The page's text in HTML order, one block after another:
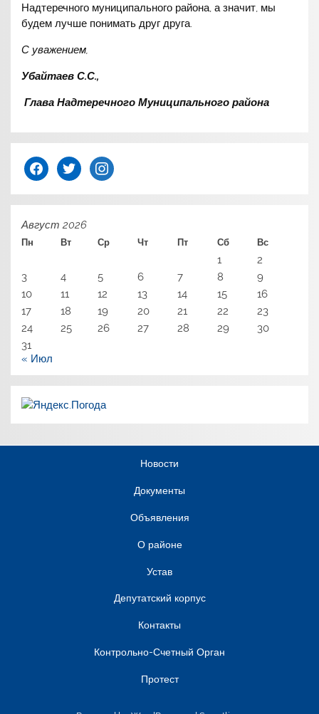
Надтеречного муниципального района, а значит, мы
будем лучше понимать друг друга.
С уважением,
Убайтаев С.С.,
Глава Надтеречного Муниципального района
facebooktwitter instagram
Август 2026
Пн Вт Ср Чт Пт Сб Вс
1
2
3
4 5 6 7 8
9
10
11 12 13 14 15
16
17
18 19 20 21 22
23
24
25 26 27 28 29
30
31
« Июл
Новости
Документы
Объявления
О районе
Устав
Депутатский корпус
Контакты
Контрольно-Счетный Орган
Протест